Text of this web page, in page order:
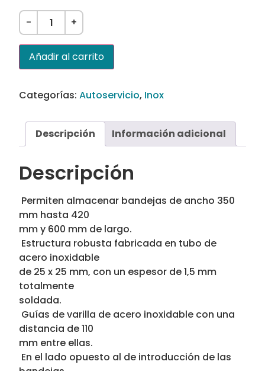
- +
Añadir al carrito
Categorías: Autoservicio, Inox
Descripción Información adicional
Descripción
 Permiten almacenar bandejas de ancho 350
mm hasta 420
mm y 600 mm de largo.
 Estructura robusta fabricada en tubo de
acero inoxidable
de 25 x 25 mm, con un espesor de 1,5 mm
totalmente
soldada.
 Guías de varilla de acero inoxidable con una
distancia de 110
mm entre ellas.
 En el lado opuesto al de introducción de las